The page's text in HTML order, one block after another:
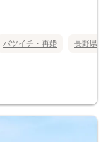
バツイチ・再婚 長野県